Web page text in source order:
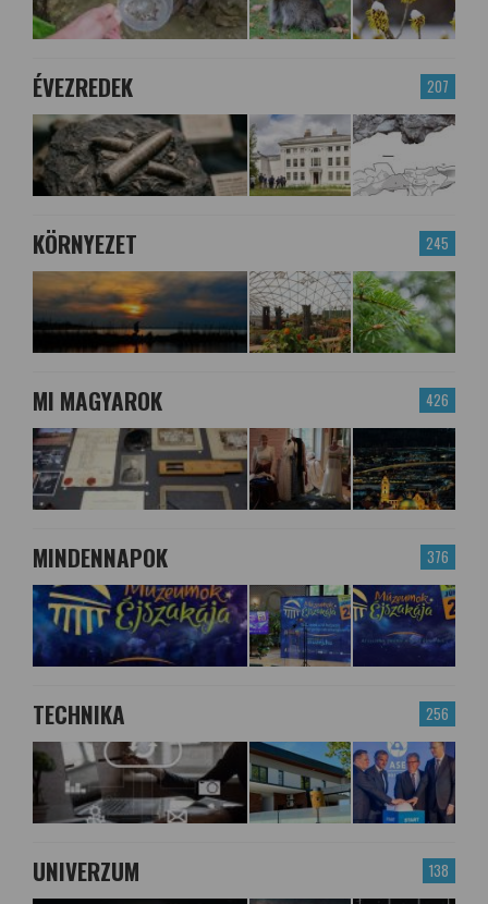
207
ÉVEZREDEK
245
KÖRNYEZET
426
MI MAGYAROK
376
MINDENNAPOK
256
TECHNIKA
138
UNIVERZUM